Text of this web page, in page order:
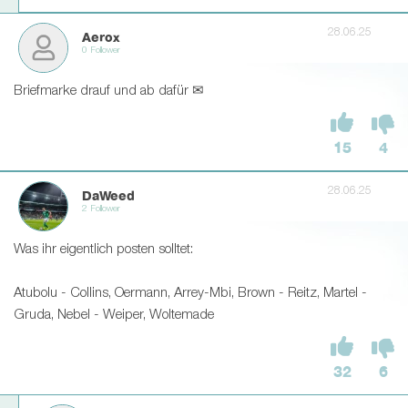
Aerox
0 Follower
28.06.25
Briefmarke drauf und ab dafür ✉
15 4
DaWeed
2 Follower
28.06.25
Was ihr eigentlich posten solltet:
Atubolu - Collins, Oermann, Arrey-Mbi, Brown - Reitz, Martel -
Gruda, Nebel - Weiper, Woltemade
32 6